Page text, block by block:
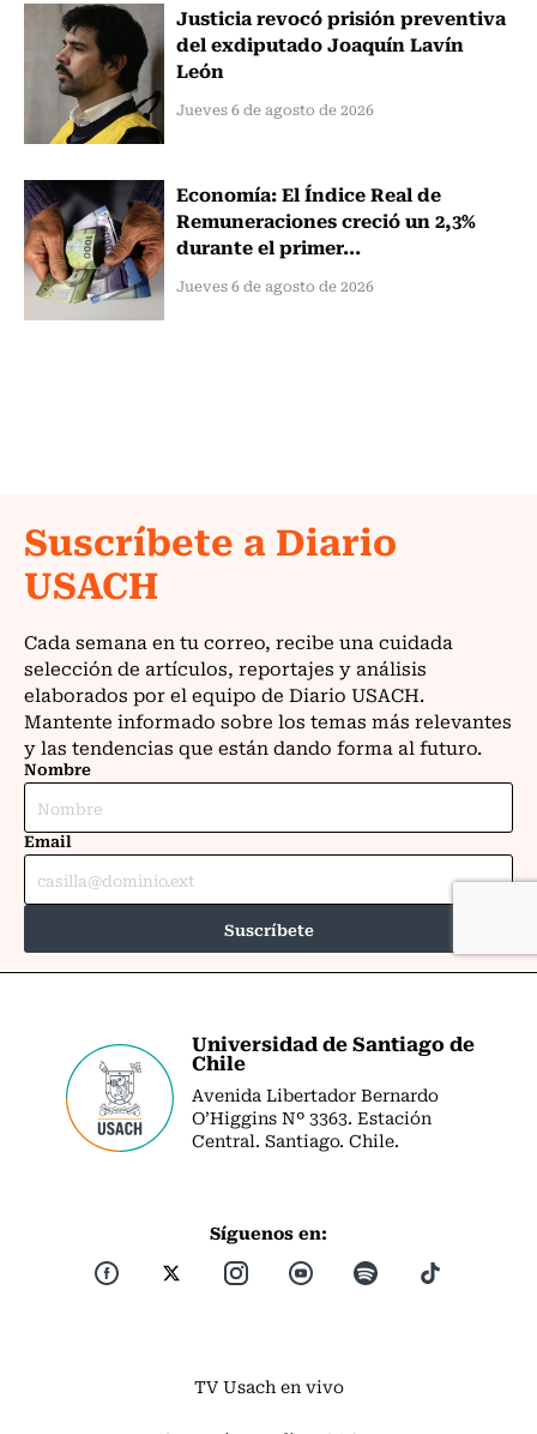
Justicia revocó prisión preventiva
del exdiputado Joaquín Lavín
León
Jueves 6 de agosto de 2026
Economía: El Índice Real de
Remuneraciones creció un 2,3%
durante el primer...
Jueves 6 de agosto de 2026
Universidad de Santiago de
Chile
Avenida Libertador Bernardo
O’Higgins Nº 3363. Estación
Central. Santiago. Chile.
Síguenos en:
TV Usach en vivo